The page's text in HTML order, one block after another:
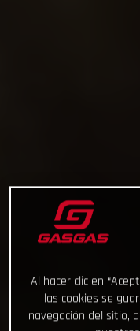
Al hacer clic en
las cookies se
navegación del sitio,